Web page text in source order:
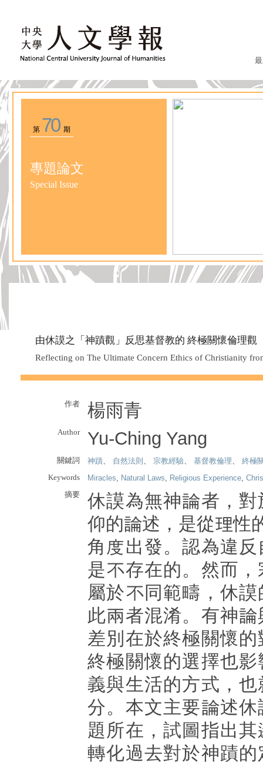
第 70期
專題論文
Special Issue
由休謨之「神蹟觀」反思基督教的 終極關懷倫理觀
Reflecting on The Ultimate Concern Ethics of Christianity
作者 楊雨青
Author Yu-Ching Yang
關鍵詞 神蹟、 自然法則 、 宗教經驗、 基督教倫理、 終極
Keywords
Miracles, Natural Laws, Religious Experience,
摘要
休謨為無神論者，
仰的論述，是從理性
角度出發。認為違
是不存在的。然而
屬於不同範疇，休
此兩者混淆。有神
差別在於終極關懷
終極關懷的選擇也
義與生活的方式，
分。本文主要論述
題所在，試圖指出
轉化過去對於神蹟